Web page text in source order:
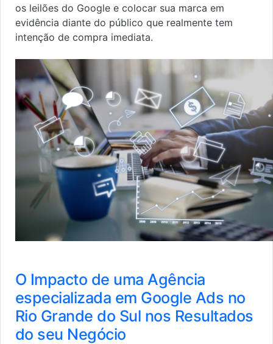
os leilões do Google e colocar sua marca em
evidência diante do público que realmente tem
intenção de compra imediata.
O Impacto de uma Agência
especializada em Google Ads no
Rio Grande do Sul nos Resultados
do seu Negócio